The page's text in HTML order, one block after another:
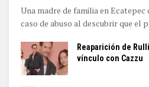
Una madre de familia en
caso de abuso al descubrir que el
Reaparición de
vínculo con Cazzu